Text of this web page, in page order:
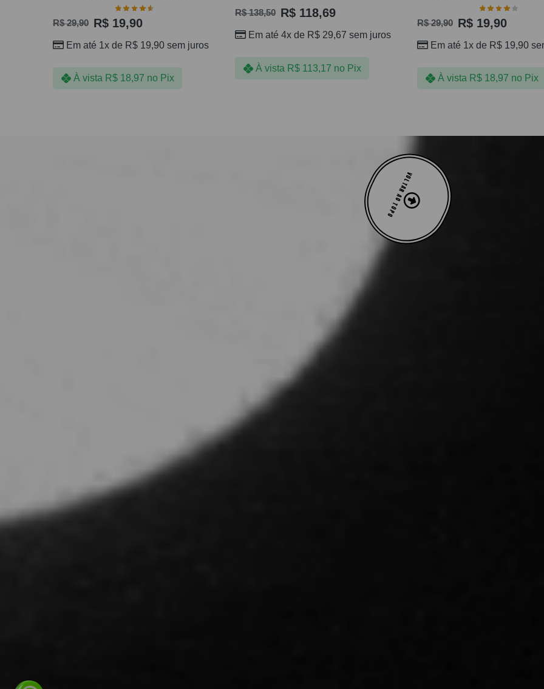
R$29,90 R$ 19,90
Em até 1x de R$ 19,90 sem juros
À vista R$18,97 no Pix
R$138,50 R$ 118,69
Em até 4x de R$ 29,67 sem juros
À vista R$113,17 no Pix
R$29,90 R$19,90
Em até 1x de R$19,90
À vista R$18,97 no Pix
VOLTAR AO TOPO